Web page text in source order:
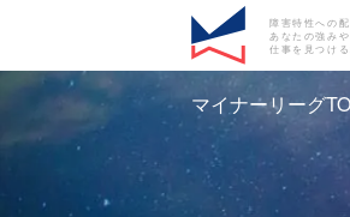
障害特性への
あなたの強み
仕事を見つけ
マイナーリーグ